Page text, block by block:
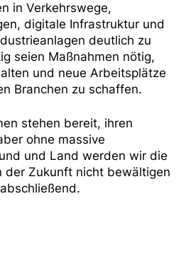
in Verkehrswege,
digitale Infrastruktur und
deutlich zu
seien Maßnahmen nötig,
und neue Arbeitsplätze
Branchen zu schaffen.
stehen bereit, ihren
ohne massive
und Land werden wir die
der Zukunft nicht bewältigen